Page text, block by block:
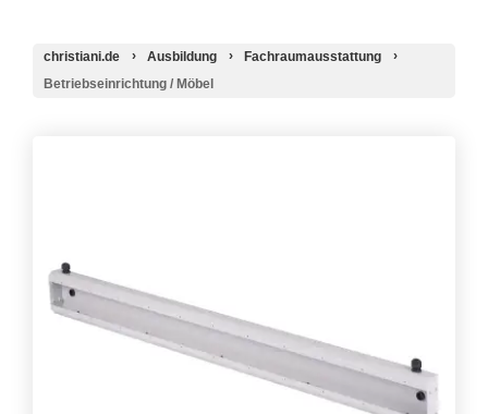
christiani.de Ausbildung
Fachraumausstattung
Betriebseinrichtung / Möbel